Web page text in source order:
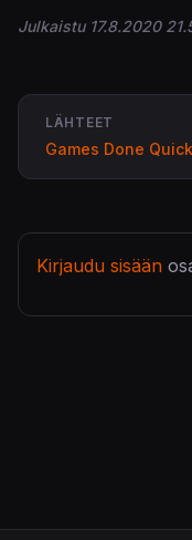
Julkaistu 17.8.2020
LÄHTEET
Games Done Quick
Kirjaudu sisään